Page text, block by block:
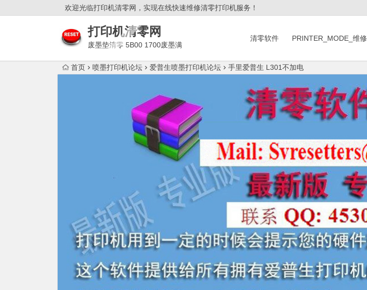
欢迎光临打印机清零网，实现在线快速维修清零打印机服务！
打印机清零网
废墨垫清零 5B00 1700废墨满
清零软件 PRINTER_MODE_维修
首页 喷墨打印机论坛 爱普生喷墨打印机论坛 手里爱普生 L301不加电